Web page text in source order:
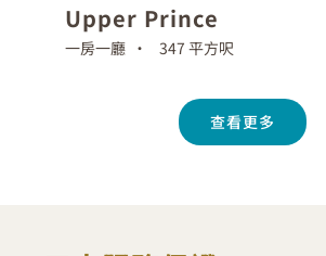
Upper Prince
一房一廳 • 347 平方呎
查看更多